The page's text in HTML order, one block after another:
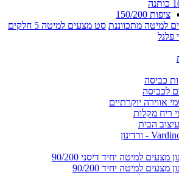
ציפות 150/200
למיטה מתכווננת סט מצעים למיטה 5 חלקים
פלנל
כביסה
לכביסה
אווירה יוקרתיים
ריח מקלות
הבית
מצעים למיטה יחיד דיסני 90/200
מצעים למיטה יחיד 90/200